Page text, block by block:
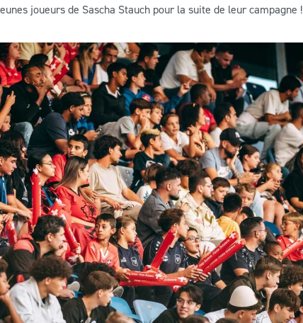
joueurs de Sascha Stauch pour la suite de leur campagne !